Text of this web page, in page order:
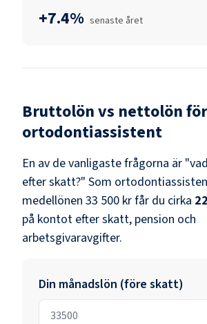
+7.4% senaste året
Bruttolön vs nettolön för
ortodontiassistent
En av de vanligaste frågorna är
efter skatt?" Som
medellönen 33 500 krfår du cirka
på kontot efter skatt, pension och
arbetsgivaravgifter.
Din månadslön (före skatt)